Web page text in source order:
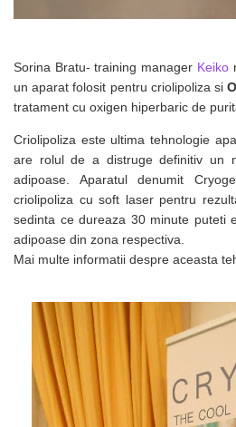
Sorina Bratu- training manager Keiko
un aparat folosit pentru criolipoliza si
tratament cu oxigen hiperbaric de
Criolipoliza este ultima tehnologie
are rolul de a distruge definitiv un
adipoase. Aparatul denumit
criolipoliza cu soft laser pentru
sedinta ce dureaza 30 minute puteti
adipoase din zona respectiva.
Mai multe informatii despre aceasta